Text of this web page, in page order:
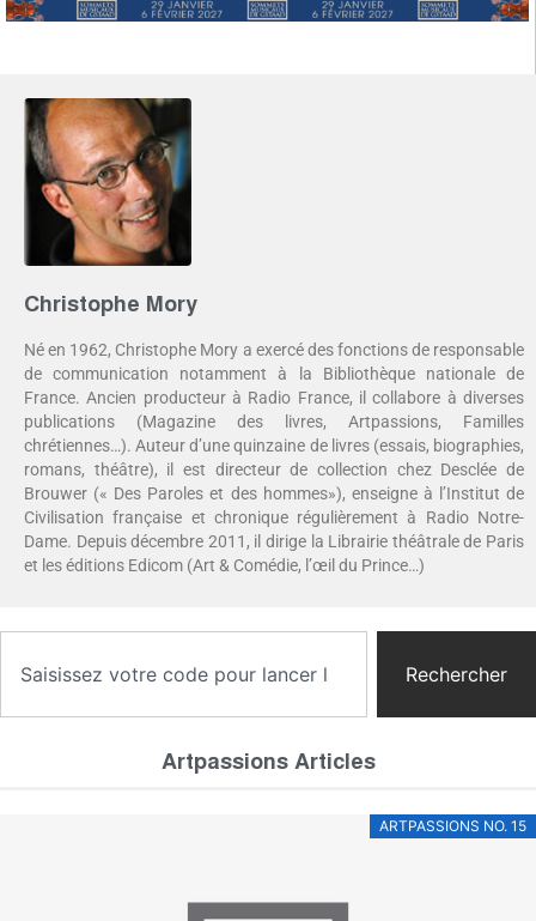
Christophe Mory
Né en 1962, Christophe Mory a exercé des fonctions de responsable
de communication notamment à la Bibliothèque nationale de
France. Ancien producteur à Radio France, il collabore à diverses
publications (Magazine des livres, Artpassions, Familles
chrétiennes…). Auteur d’une quinzaine de livres (essais, biographies,
romans, théâtre), il est directeur de collection chez Desclée de
Brouwer (« Des Paroles et des hommes»), enseigne à l’Institut de
Civilisation française et chronique régulièrement à Radio Notre-
Dame. Depuis décembre 2011, il dirige la Librairie théâtrale de Paris
et les éditions Edicom (Art & Comédie, l’œil du Prince…)
Rechercher
Artpassions Articles
ARTPASSIONS NO. 15